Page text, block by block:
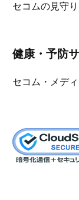
セコムの見守
健康・予防
セコム・メデ